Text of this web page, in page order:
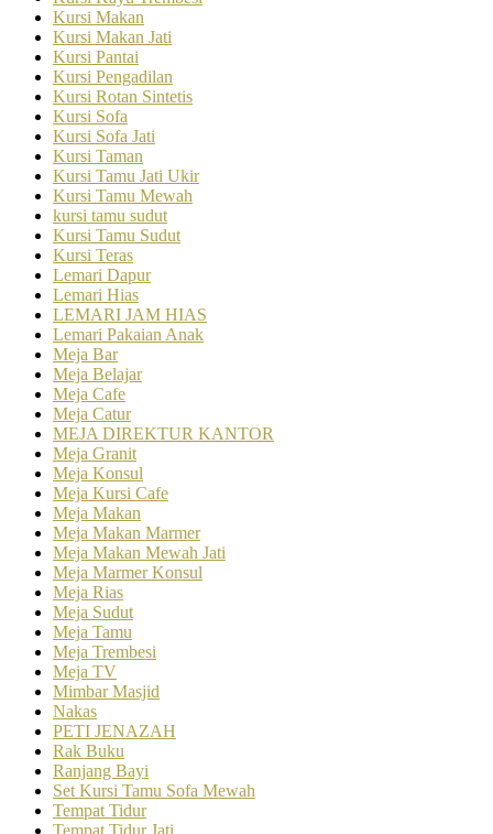
Kursi Makan
Kursi Makan Jati
Kursi Pantai
Kursi Pengadilan
Kursi Rotan Sintetis
Kursi Sofa
Kursi Sofa Jati
Kursi Taman
Kursi Tamu Jati Ukir
Kursi Tamu Mewah
kursi tamu sudut
Kursi Tamu Sudut
Kursi Teras
Lemari Dapur
Lemari Hias
LEMARI JAM HIAS
Lemari Pakaian Anak
Meja Bar
Meja Belajar
Meja Cafe
Meja Catur
MEJA DIREKTUR KANTOR
Meja Granit
Meja Konsul
Meja Kursi Cafe
Meja Makan
Meja Makan Marmer
Meja Makan Mewah Jati
Meja Marmer Konsul
Meja Rias
Meja Sudut
Meja Tamu
Meja Trembesi
Meja TV
Mimbar Masjid
Nakas
PETI JENAZAH
Rak Buku
Ranjang Bayi
Set Kursi Tamu Sofa Mewah
Tempat Tidur
Tempat Tidur Jati